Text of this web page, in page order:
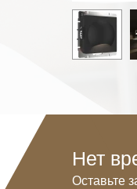
Нет
Оставьте